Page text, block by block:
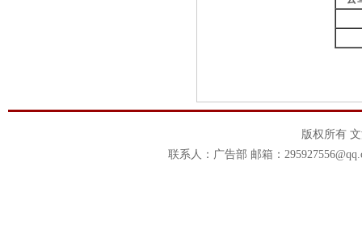
版权所有
联系人：广告部 邮箱：